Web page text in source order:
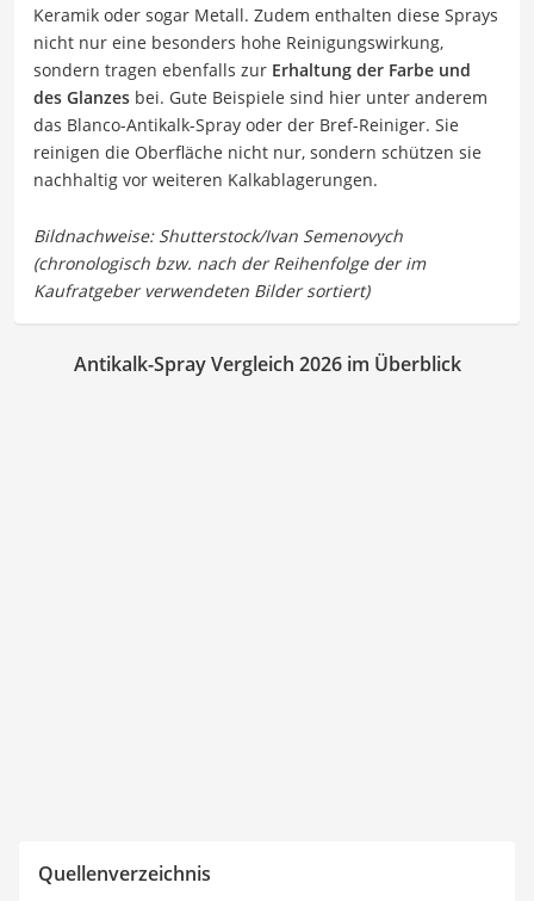
Keramik oder sogar Metall. Zudem enthalten diese Sprays
nicht nur eine besonders hohe Reinigungswirkung,
sondern tragen ebenfalls zur Erhaltung der Farbe und
des Glanzes bei. Gute Beispiele sind hier unter anderem
das Blanco-Antikalk-Spray oder der Bref-Reiniger. Sie
reinigen die Oberfläche nicht nur, sondern schützen sie
nachhaltig vor weiteren Kalkablagerungen.
Antikalk-Spray Vergleich 2026 im Überblick
Quellenverzeichnis